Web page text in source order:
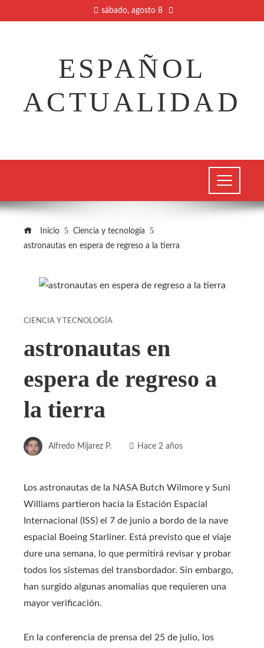
sábado, agosto 8
ESPAÑOL
ACTUALIDAD
Inicio
Ciencia y tecnología
astronautas en espera de regreso a la tierra
CIENCIA Y TECNOLOGÍA
astronautas en
espera de regreso a
la tierra
Alfredo Mijarez P. Hace 2 años
Los astronautas de la NASA Butch Wilmore y Suni
Williams partieron hacia la Estación Espacial
Internacional (ISS) el 7 de junio a bordo de la nave
espacial Boeing Starliner. Está previsto que el viaje
dure una semana, lo que permitirá revisar y probar
todos los sistemas del transbordador. Sin embargo,
han surgido algunas anomalías que requieren una
mayor verificación.
En la conferencia de prensa del 25 de julio, los